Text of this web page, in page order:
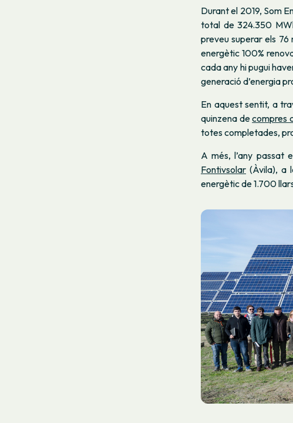
Durant el 2019, Som
total de 324.350
preveu superar els
energètic 100%
cada any hi pugui
generació d’energia
En aquest sentit, a
quinzena decompres
totes completades,
A més, l’any passat
Fontivsolar (Àvila), a
energètic de 1.700